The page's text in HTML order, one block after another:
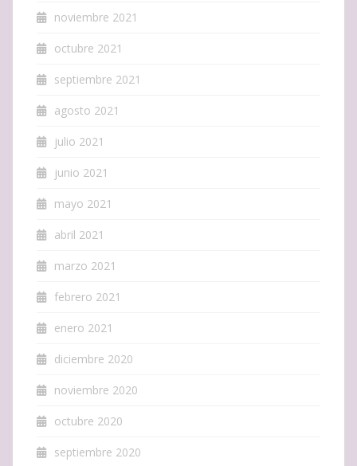
noviembre 2021
octubre 2021
septiembre 2021
agosto 2021
julio 2021
junio 2021
mayo 2021
abril 2021
marzo 2021
febrero 2021
enero 2021
diciembre 2020
noviembre 2020
octubre 2020
septiembre 2020